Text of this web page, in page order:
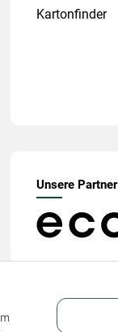
Kartonfinder
Unsere Partner